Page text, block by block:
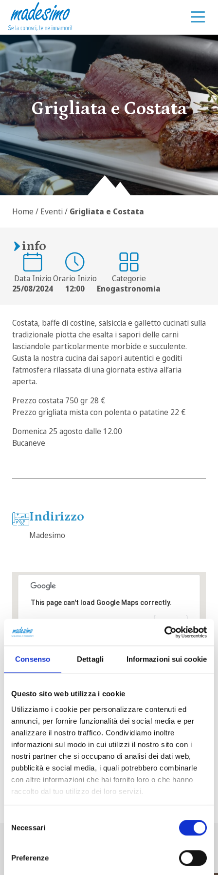
Consenso Dettagli Informazioni sui cookie
Questo sito web utilizza i cookie
Utilizziamo i cookie per personalizzare contenuti ed
annunci, per fornire funzionalità dei social media e per
analizzare il nostro traffico. Condividiamo inoltre
informazioni sul modo in cui utilizzi il nostro sito con i
nostri partner che si occupano di analisi dei dati web,
pubblicità e social media, i quali potrebbero combinarle
con altre informazioni che hai fornito loro o che hanno
raccolto dal tuo utilizzo dei loro servizi.
delNecessari
Preferenze
Vai al contenuto
Grigliata e Costata
Home / Eventi/ Grigliata e Costata
info
Data Inizio
25/08/2024
Orario Inizio
12:00
Categorie
Enogastronomia
Costata, baffe di costine, salsiccia e galletto cucinati sulla
tradizionale piotta che esalta i sapori delle carni
lasciandole particolarmente morbide e succulente.
Gusta la nostra cucina dai sapori autentici e goditi
l’atmosfera rilassata di una giornata estiva all’aria
aperta.
Prezzo costata 750 gr 28 €
Prezzo grigliata mista con polenta o patatine 22 €
Domenica 25 agosto dalle 12.00
Bucaneve
Indirizzo
Madesimo
This page can't load Google Maps correctly.
Madesimo